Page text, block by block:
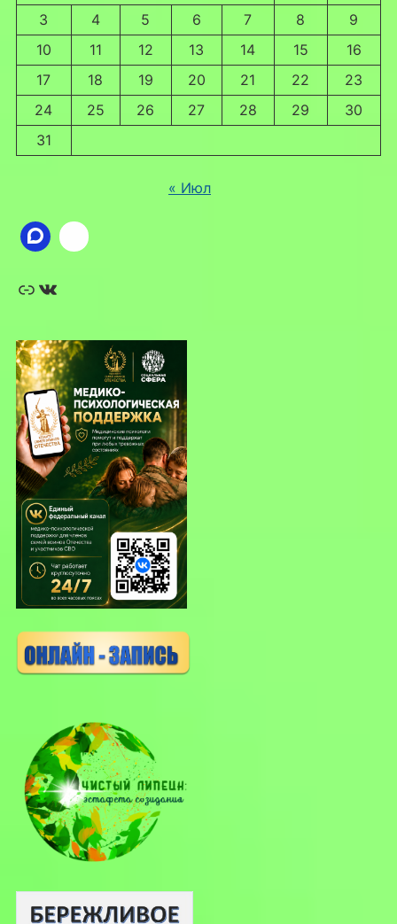
3
4 5 6 7 8
9
10
11 12 13 14 15
16
17
18 19 20 21 22
23
24
25 26 27 28 29
30
31
« Июл
Ссылка